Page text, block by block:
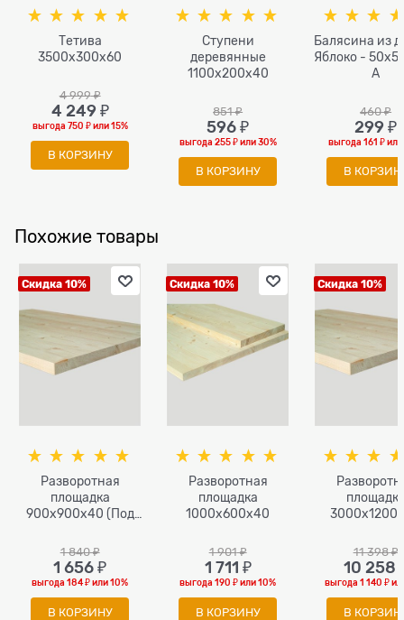
Тетива
3500x300x60
4 999 ₽
4 249 ₽
выгода 750 ₽или15%
В КОРЗИНУ
Ступени
деревянные
1100x200x40
851 ₽
596 ₽
выгода 255 ₽или30%
В КОРЗИНУ
Балясина из
Яблоко -
A
460 ₽
299 ₽
выгода161 ₽
В
Похожие товары
Скидка 10%
Разворотная
площадка
900х900х40 (Под
1 840 ₽
1 656 ₽
выгода184 ₽или10%
В КОРЗИНУ
Скидка 10%
Разворотная
площадка
1000х600х40
1 901 ₽
1 711 ₽
выгода190 ₽или10%
В КОРЗИНУ
Скидка 10%
11 398 ₽
10 258
выгода 1 140 ₽
В